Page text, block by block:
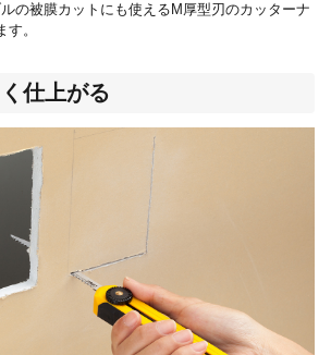
の被膜カットにも使える M 厚型刃のカッターナ
。
仕上がる